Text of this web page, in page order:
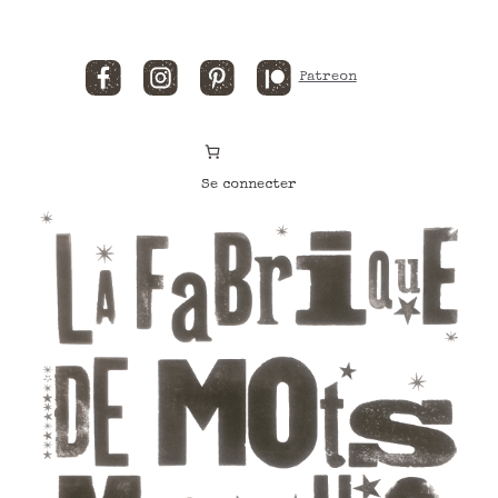
FacebookInstagramPinterestPatreon
Se connecter